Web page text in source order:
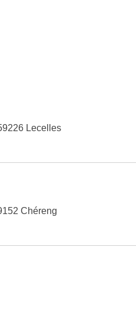
Lecelles
Chéreng